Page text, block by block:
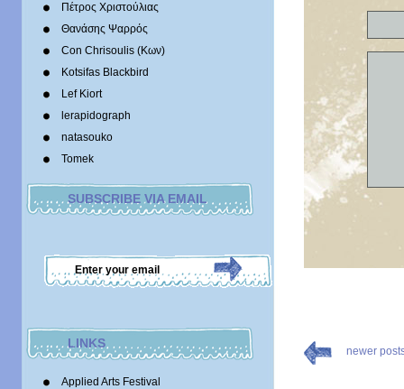
Πέτρος Χριστούλιας
Θανάσης Ψαρρός
Con Chrisoulis (Κων)
Kotsifas Blackbird
Lef Kiort
lerapidograph
natasouko
Tomek
SUBSCRIBE VIA EMAIL
LINKS
Applied Arts Festival
newer